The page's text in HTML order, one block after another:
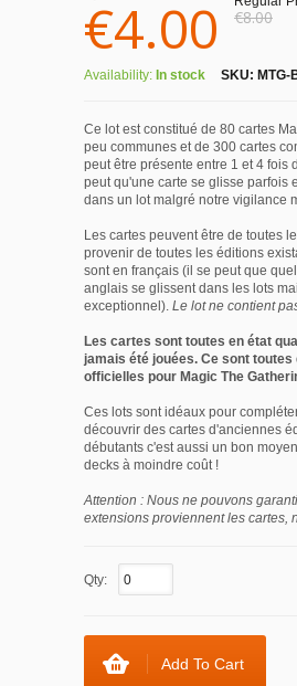
€8.00
€4.00
Availability: In stock SKU: MTG-
Ce lot est constitué de 80 cartes
peu communes et de 300 cartes
peut être présente entre 1 et 4 fois
peut qu'une carte se glisse parfois
dans un lot malgré notre vigilance
Les cartes peuvent être de toutes
provenir de toutes les éditions
sont en français (il se peut que
anglais se glissent dans les lots
exceptionnel). Le lot ne contient
Les cartes sont toutes en état
jamais été jouées. Ce sont toutes
officielles pour Magic The
Ces lots sont idéaux pour
découvrir des cartes d'anciennes
débutants c'est aussi un bon
decks à moindre coût !
Attention : Nous ne pouvons
extensions proviennent les cartes,
Qty:
Add To Cart